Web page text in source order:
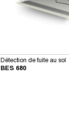
Détection de fuite au sol
BES 680